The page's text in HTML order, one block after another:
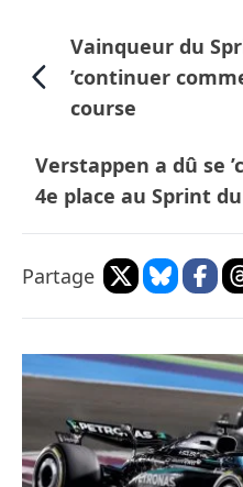
Vainqueur du
’continuer
course
Verstappen a dû se
4e place au Sprint
Partage